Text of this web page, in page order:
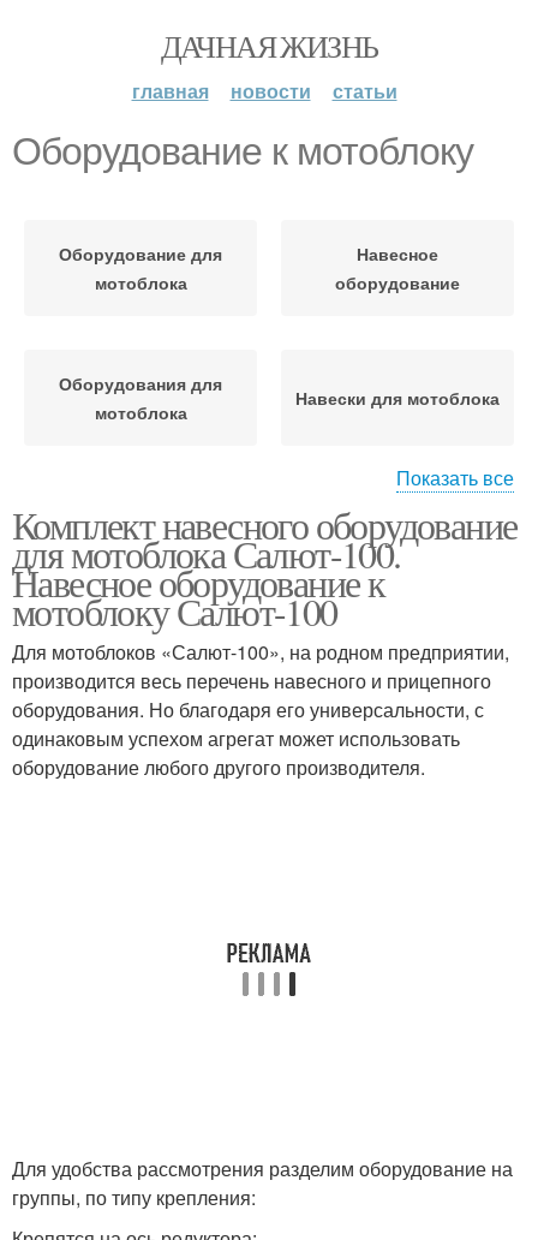
ДАЧНАЯ ЖИЗНЬ
главная новости статьи
Оборудование к мотоблоку
Оборудование для
мотоблока
Навесное
оборудование
Оборудования для
мотоблока
Навески для мотоблока
мотоблокам
Показать все
Комплект навесного оборудование
для мотоблока Салют-100.
Навесное оборудование к
мотоблоку Салют-100
Для мотоблоков «Салют-100», на родном предприятии,
производится весь перечень навесного и прицепного
оборудования. Но благодаря его универсальности, с
одинаковым успехом агрегат может использовать
оборудование любого другого производителя.
Для удобства рассмотрения разделим оборудование на
группы, по типу крепления: